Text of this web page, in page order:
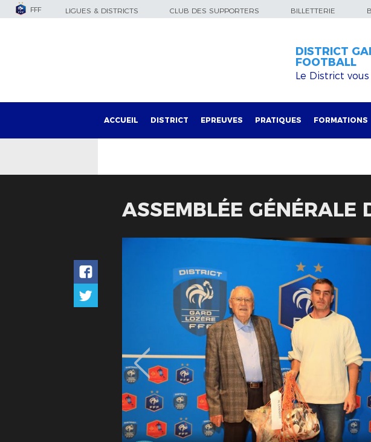
FFF LIGUES & DISTRICTS CLUB DES SUPPORTERS BILLETTERIE
DISTRICT
FOOTBALL
Le District
ACCUEIL DISTRICT EPREUVES PRATIQUES FORMATIONS
ASSEMBLÉE GÉNÉRALE